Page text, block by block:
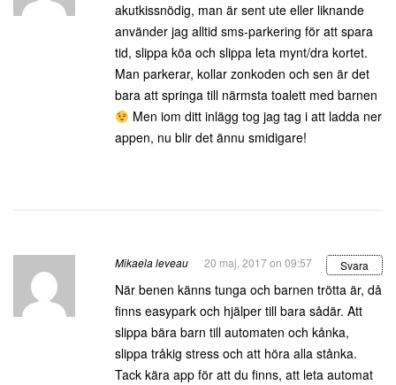
akutkissnödig, man är sent ute eller liknande
använder jag alltid sms-parkering för att spara
tid, slippa köa och slippa leta mynt/dra kortet.
Man parkerar, kollar zonkoden och sen är det
bara att springa till närmsta toalett med barnen
Men iom ditt inlägg tog jag tag i att ladda ner
appen, nu blir det ännu smidigare!
Mikaela leveau 20 maj, 2017 on 09:57 Svara
När benen känns tunga och barnen trötta är, då
finns easypark och hjälper till bara sådär. Att
slippa bära barn till automaten och kånka,
slippa tråkig stress och att höra alla stånka.
Tack kära app för att du finns, att leta automat